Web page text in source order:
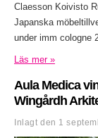
Claesson Koivisto
Japanska
under imm cologne
Läs mer »
Aula Medica
Wingårdh
Inlagt den 1